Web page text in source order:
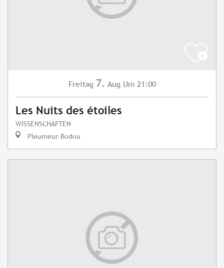
Freitag 7. Aug Um 21:00
Les Nuits des étoiles
WISSENSCHAFTEN
Pleumeur-Bodou